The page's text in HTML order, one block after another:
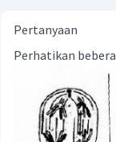
Pertanyaan
Perhatikan